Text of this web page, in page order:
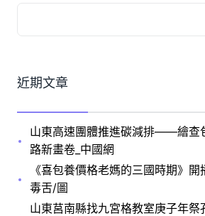
近期文章
山東高速團體推進碳減排——繪查
路新畫卷_中國網
《喜包養價格老媽的三國時期》
毒舌/圖
山東莒南縣找九宮格教室庚子年祭